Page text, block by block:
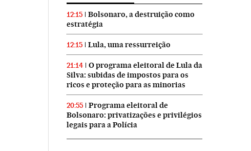
12:15
Bolsonaro, a destruição como
estratégia
12:15 Lula, uma ressurreição
21:14
O programa eleitoral de Lula da
Silva: subidas de impostos para os
ricos e proteção para as minorias
20:55
Programa eleitoral de
Bolsonaro: privatizações e privilégios
legais para a Polícia